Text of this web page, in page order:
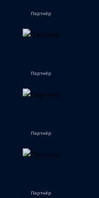
Партнёр
Партнёр
Партнёр
Партнёр